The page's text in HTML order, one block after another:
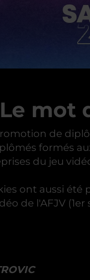
Le mot
de
formés
du jeu
ont aussi
de l'AFJV